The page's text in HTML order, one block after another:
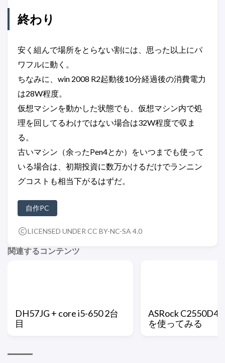
終わり
安く組んで場所をとらない割には、思った以上にパ
ワフルに動く。
ちなみに、win 2008 R2起動後10分経過後の消費電力
は28W程度。
仮想マシンを動かした状態でも、仮想マシン内で処
理を回してるわけではない場合は32W程度で収ま
る。
古いマシン（余ったPen4とか）をいつまでも使って
いる場合は、初期投資に数万かけるだけでランニン
グコストも相当下がるはずだ。
自作PC
LICENSED UNDER CC BY-NC-SA 4.0
関連するコンテンツ
DH57JG + core i5-650 2台
目
ASRock C2550D4I
を使ってみる